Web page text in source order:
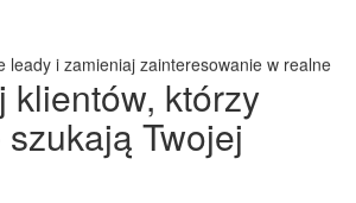
leady i zamieniaj zainteresowanie w realne
klientów, którzy
Twojej